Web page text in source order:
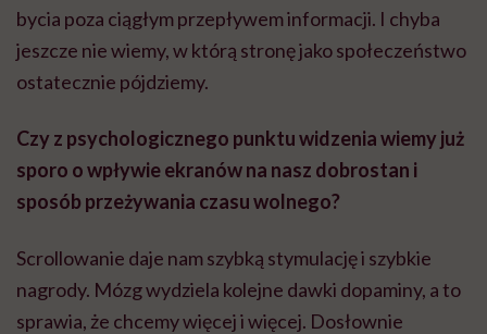
bycia poza ciągłym przepływem informacji. I chyba
jeszcze nie wiemy, w którą stronę jako społeczeństwo
ostatecznie pójdziemy.
Czy z psychologicznego punktu widzenia wiemy już
sporo o wpływie ekranów na nasz dobrostan i
sposób przeżywania czasu wolnego?
Scrollowanie daje nam szybką stymulację i szybkie
nagrody. Mózg wydziela kolejne dawki dopaminy, a to
sprawia, że chcemy więcej i więcej. Dosłownie